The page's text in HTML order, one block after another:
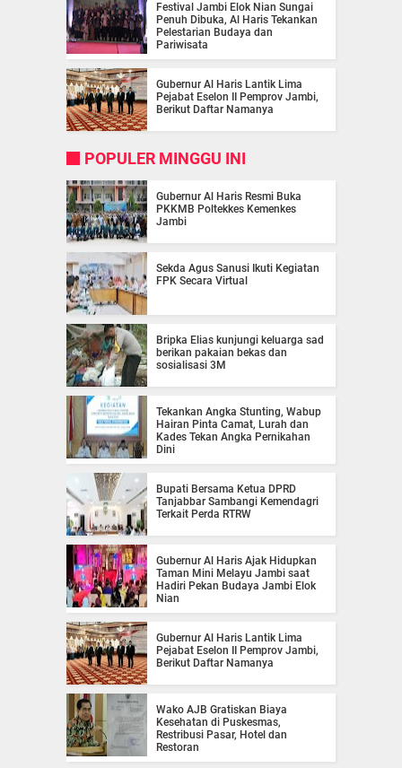
Festival Jambi Elok Nian Sungai
Penuh Dibuka, Al Haris Tekankan
Pelestarian Budaya dan
Pariwisata
Gubernur Al Haris Lantik Lima
Pejabat Eselon II Pemprov Jambi,
Berikut Daftar Namanya
POPULER MINGGU INI
Gubernur Al Haris Resmi Buka
PKKMB Poltekkes Kemenkes
Jambi
Sekda Agus Sanusi Ikuti Kegiatan
FPK Secara Virtual
Bripka Elias kunjungi keluarga sad
berikan pakaian bekas dan
sosialisasi 3M
Tekankan Angka Stunting, Wabup
Hairan Pinta Camat, Lurah dan
Kades Tekan Angka Pernikahan
Dini
Bupati Bersama Ketua DPRD
Tanjabbar Sambangi Kemendagri
Terkait Perda RTRW
Gubernur Al Haris Ajak Hidupkan
Taman Mini Melayu Jambi saat
Hadiri Pekan Budaya Jambi Elok
Nian
Gubernur Al Haris Lantik Lima
Pejabat Eselon II Pemprov Jambi,
Berikut Daftar Namanya
Wako AJB Gratiskan Biaya
Kesehatan di Puskesmas,
Restribusi Pasar, Hotel dan
Restoran